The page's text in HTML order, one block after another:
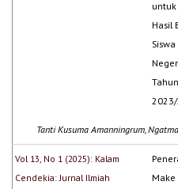
Hasil
Siswa
Tanti Kusuma Amanningrum,
Vol 13, No 1 (2025): Kalam
Cendekia: Jurnal Ilmiah
Make